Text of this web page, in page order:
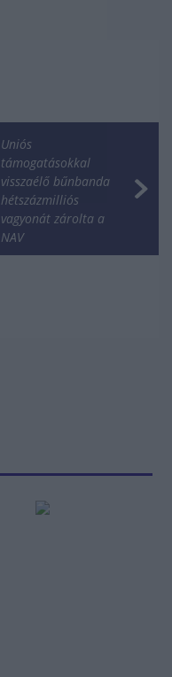
Uniós
támogatásokkal
visszaélő bűnbanda
hétszázmilliós
vagyonát zárolta a
NAV